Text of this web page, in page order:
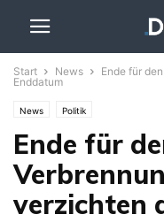
Start News
Ende für
Enddatum
News Politik
Ende für
verzichten